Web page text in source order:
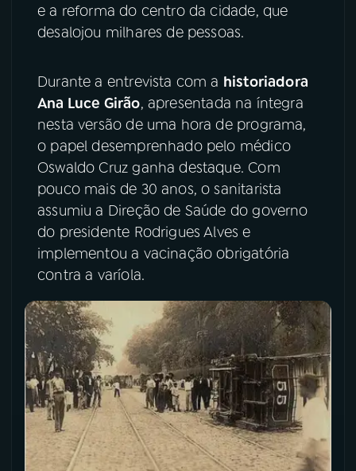
ACOMPANHE A RÁDIO NACIONAL
Instagram X
TikTok
e a reforma do centro da cidade, que
desalojou milhares de pessoas.
Durante a entrevista com a historiadora
Ana Luce Girão, apresentada na íntegra
nesta versão de uma hora de programa,
o papel desemprenhado pelo médico
Oswaldo Cruz ganha destaque. Com
pouco mais de 30 anos, o sanitarista
assumiu a Direção de Saúde do governo
do presidente Rodrigues Alves e
implementou a vacinação obrigatória
contra a varíola.